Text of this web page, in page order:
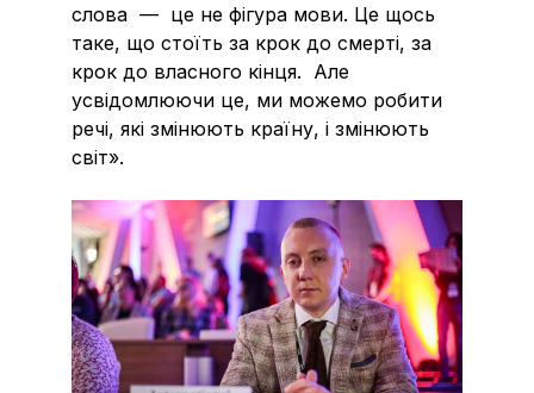
слова — це не фігура мови. Це щось
таке, що стоїть за крок до смерті, за
крок до власного кінця. Але
усвідомлюючи це, ми можемо робити
речі, які змінюють країну, і змінюють
світ».